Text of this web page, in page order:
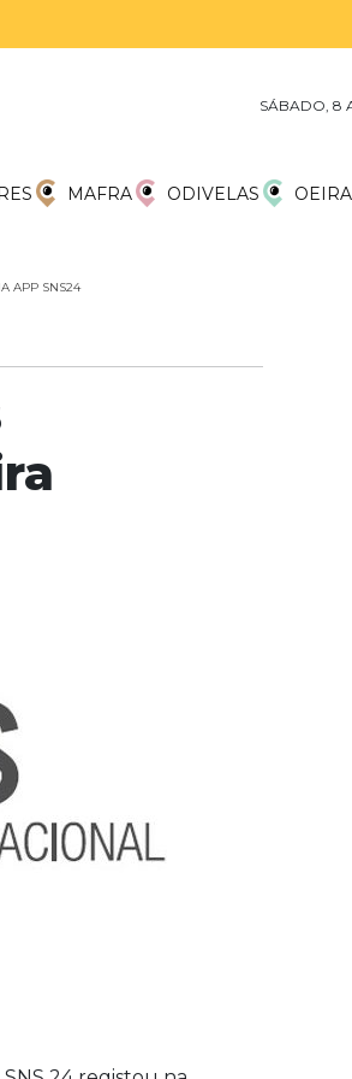
SÁBADO, 8
MAFRA ODIVELAS
APP SNS24